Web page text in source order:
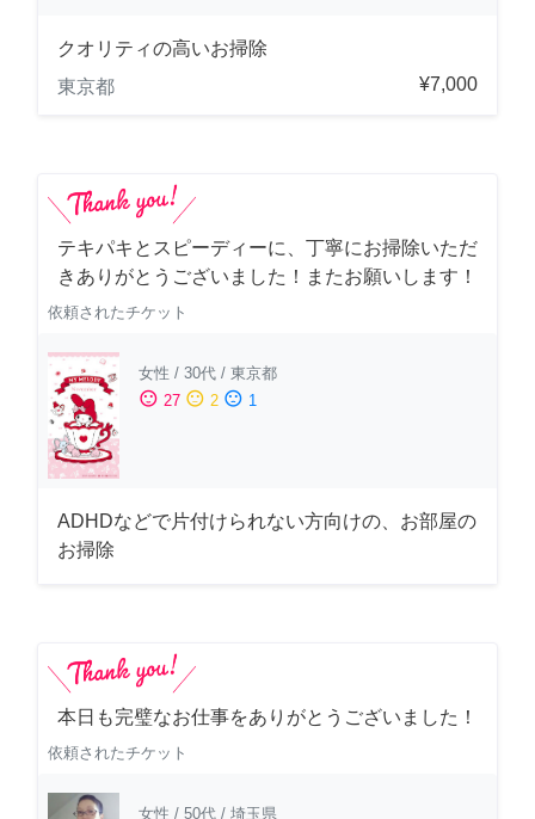
クオリティの高いお掃除
東京都
¥7,000
テキパキとスピーディーに、丁寧にお掃除いただ
きありがとうございました！またお願いします！
依頼されたチケット
女性 / 30代 / 東京都
sentiment_satisfied 27 sentiment_neutral 2 sentiment_dissatisfied 1
ADHDなどで片付けられない方向けの、お部屋の
お掃除
本日も完璧なお仕事をありがとうございました！
依頼されたチケット
女性 / 50代 / 埼玉県